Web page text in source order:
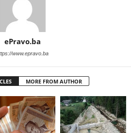
ePravo.ba
www.epravo.ba
MORE FROM AUTHOR